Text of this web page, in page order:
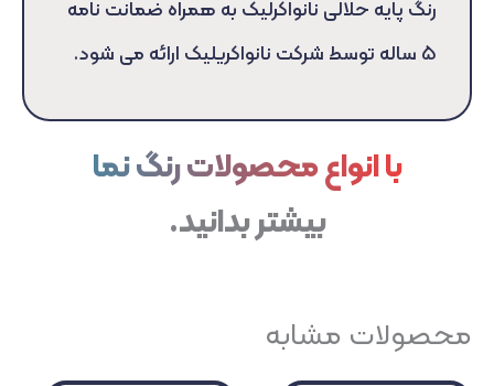
رنگ پایه حلالی نانواکرلیک به همراه ضمانت نامه
۵ ساله توسط شرکت نانواکریلیک ارائه می شود.
با انواع محصولات رنگ نما
بیشتر بدانید.
محصولات مشابه